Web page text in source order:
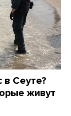
в Сеуте?
живут